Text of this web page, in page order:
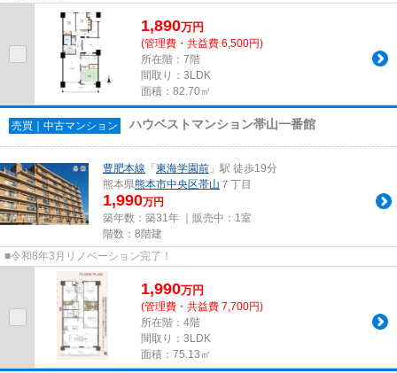
1,890万円
(管理費・共益費 6,500円)
所在階：7階
間取り：3LDK
面積：82.70㎡
売買｜中古マンション ハウベストマンション帯山一番館
豊肥本線 「 東海学園前 」駅 徒歩19分
熊本県熊本市中央区帯山 ７丁目
1,990万円
築年数：築31年 ｜販売中： 1室
階数：8階建
■令和8年3月リノベーション完了！
1,990万円
(管理費・共益費 7,700円)
所在階：4階
間取り：3LDK
面積：75.13㎡